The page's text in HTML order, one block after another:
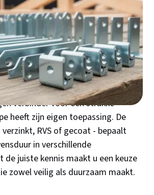
bepaalt letterlijk de sterkte van uw
een pergola bouwt, een
of een schutting plaatst - de
zorgt voor een
die decennia meegaat. Maar
bij uw specifieke project? Van de
voor zware lasten tot de
verbinder voor een strakke
heeft zijn eigen toepassing. De
RVS of gecoat - bepaalt
in verschillende
de juiste kennis maakt u een keuze
zowel veilig als duurzaam maakt.